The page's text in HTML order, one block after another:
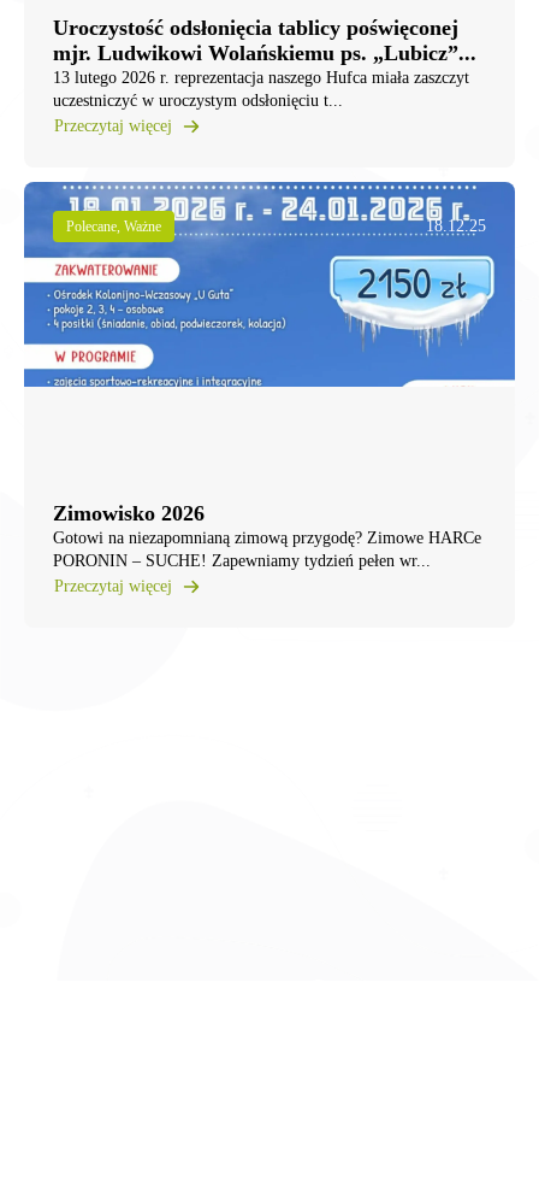
Uroczystość odsłonięcia tablicy poświęconej
mjr. Ludwikowi Wolańskiemu ps. „Lubicz”...
13 lutego 2026 r. reprezentacja naszego Hufca miała zaszczyt
uczestniczyć w uroczystym odsłonięciu t...
Przeczytaj więcej
Polecane, Ważne 18.12.25
Zimowisko 2026
Gotowi na niezapomnianą zimową przygodę? ​Zimowe HARCe
PORONIN – SUCHE! ​Zapewniamy tydzień pełen wr...
Przeczytaj więcej